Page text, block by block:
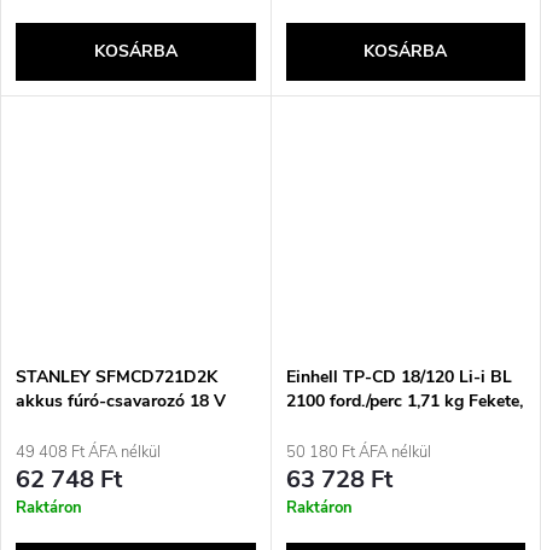
KOSÁRBA KOSÁRBA
STANLEY SFMCD721D2K
akkus fúró-csavarozó 18 V
49 408 Ft ÁFA nélkül
62 748 Ft
Raktáron
Einhell TP-CD 18/120 Li-i BL
2100 ford./perc 1,71 kg Fekete,
50 180 Ft ÁFA nélkül
63 728 Ft
Raktáron